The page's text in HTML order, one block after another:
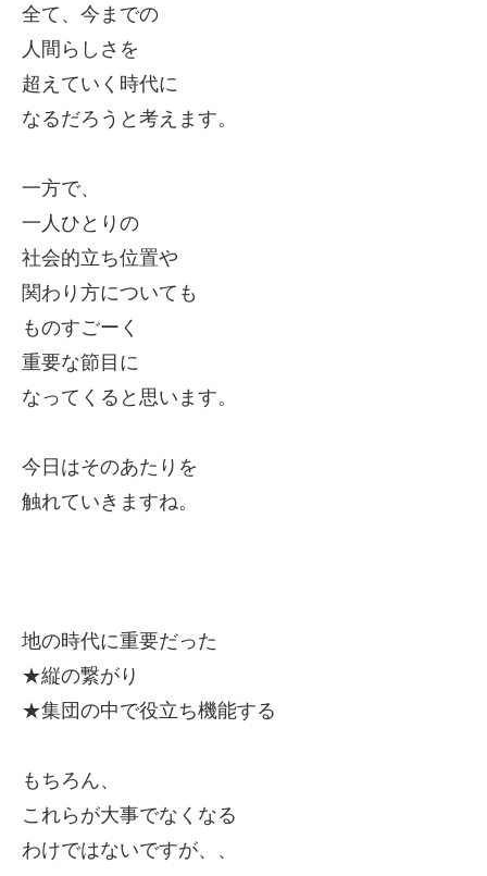
全て、今までの
人間らしさを
超えていく時代に
なるだろうと考えます。
一方で、
一人ひとりの
社会的立ち位置や
関わり方についても
ものすごーく
重要な節目に
なってくると思います。
今日はそのあたりを
触れていきますね。
地の時代に重要だった
★縦の繋がり
★集団の中で役立ち機能する
もちろん、
これらが大事でなくなる
わけではないですが、、